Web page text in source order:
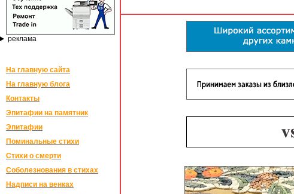
реклама
На главную сайта
На главную блога
Контакты
Эпитафии на памятник
Эпитафии
Поминальные стихи
Стихи о смерти
Соболезнования в стихах
Надписи на венках